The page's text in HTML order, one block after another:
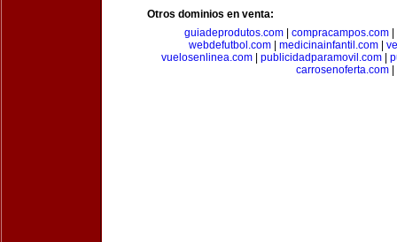
Otros dominios en venta:
guiadeprodutos.com| compracampos.com|
webdefutbol.com| medicinainfantil.com|
vuelosenlinea.com
publicidadparamovil.com
carrosenoferta.com|